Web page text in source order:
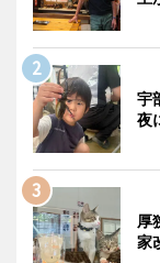
宇
夜
厚
家